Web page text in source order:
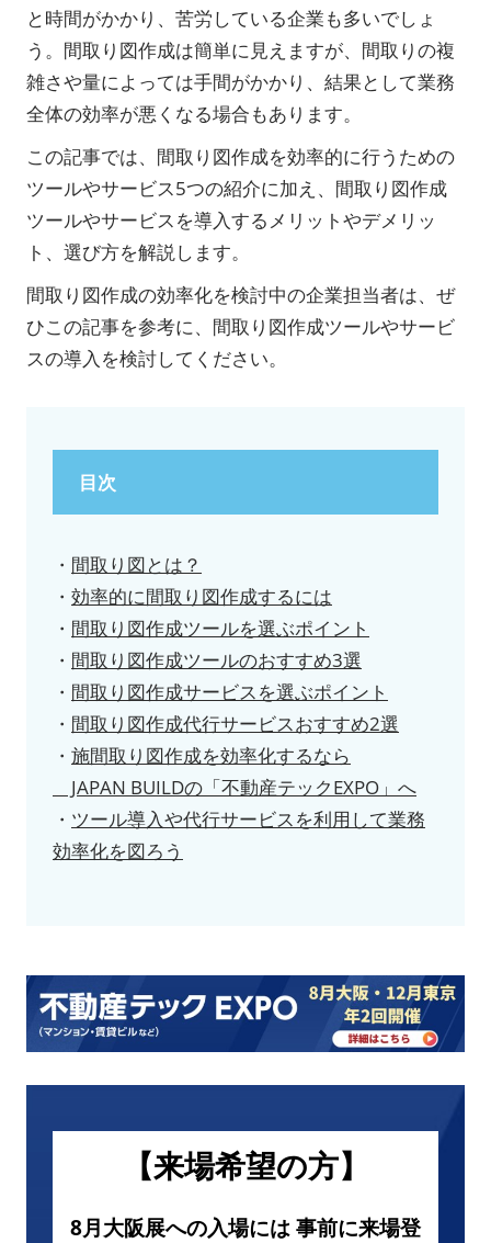
と時間がかかり、苦労している企業も多いでしょ
う。間取り図作成は簡単に見えますが、間取りの複
雑さや量によっては手間がかかり、結果として業務
全体の効率が悪くなる場合もあります。
この記事では、間取り図作成を効率的に行うための
ツールやサービス5つの紹介に加え、間取り図作成
ツールやサービスを導入するメリットやデメリッ
ト、選び方を解説します。
間取り図作成の効率化を検討中の企業担当者は、ぜ
ひこの記事を参考に、間取り図作成ツールやサービ
スの導入を検討してください。
目次
・ 間取り図とは？
・ 効率的に間取り図作成するには
・ 間取り図作成ツールを選ぶポイント
・ 間取り図作成ツールのおすすめ3選
・ 間取り図作成サービスを選ぶポイント
・ 間取り図作成代行サービスおすすめ2選
・ 施間取り図作成を効率化するなら
JAPAN BUILDの「不動産テックEXPO」へ
・ ツール導入や代行サービスを利用して業務
効率化を図ろう
【来場希望の方】
8月大阪展への入場には 事前に来場登